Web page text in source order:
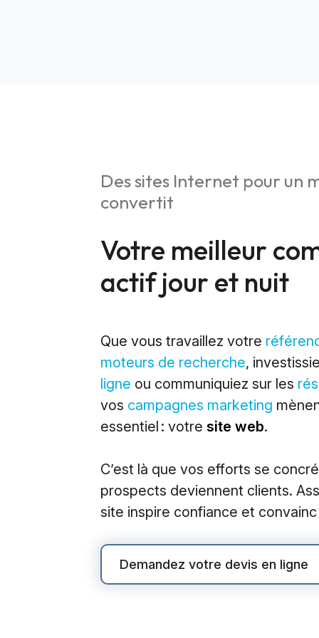
Web
Des sites Internet pour un
convertit
Votre meilleur
actif jour et nuit
Que vous travaillez votre
moteurs de recherche,
ligne ou communiquiez sur les
vos campagnes marketing
essentiel : votre site web.
C’est là que vos efforts se
prospects deviennent clients.
site inspire confiance et
Demandez votre devis en ligne